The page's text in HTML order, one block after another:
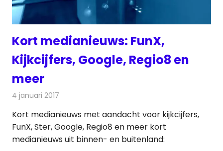
Kort medianieuws: FunX,
Kijkcijfers, Google, Regio8 en
meer
4 januari 2017
Kort medianieuws met aandacht voor kijkcijfers,
FunX, Ster, Google, Regio8 en meer kort
medianieuws uit binnen- en buitenland: